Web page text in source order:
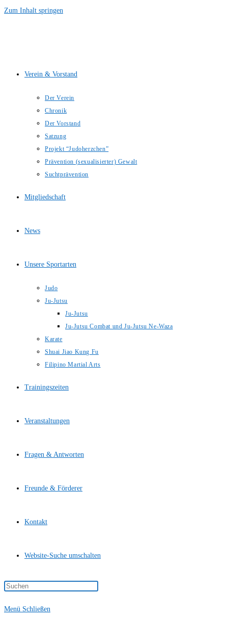
Zum Inhalt springen
Verein & Vorstand
Der Verein
Chronik
Der Vorstand
Satzung
Projekt “Judoherzchen”
Prävention (sexualisierter) Gewalt
Suchtprävention
Mitgliedschaft
News
Unsere Sportarten
Judo
Ju-Jutsu
Ju-Jutsu
Ju-Jutsu Combat und Ju-Jutsu Ne-Waza
Karate
Shuai Jiao Kung Fu
Filipino Martial Arts
Trainingszeiten
Veranstaltungen
Fragen & Antworten
Freunde & Förderer
Kontakt
Website-Suche umschalten
Menü Schließen